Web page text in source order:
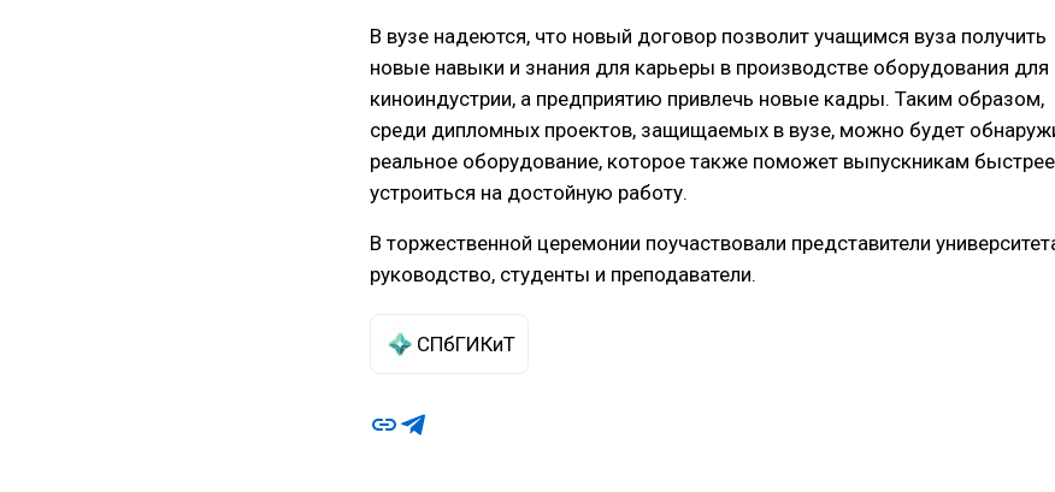
В вузе надеются, что новый договор позволит учащимся вуза получить
новые навыки и знания для карьеры в производстве оборудования для
киноиндустрии, а предприятию привлечь новые кадры. Таким образом,
среди дипломных проектов, защищаемых в вузе, можно будет
реальное оборудование, которое также поможет выпускникам быстрее
устроиться на достойную работу.
В торжественной церемонии поучаствовали представители
руководство, студенты и преподаватели.
СПбГИКиТ